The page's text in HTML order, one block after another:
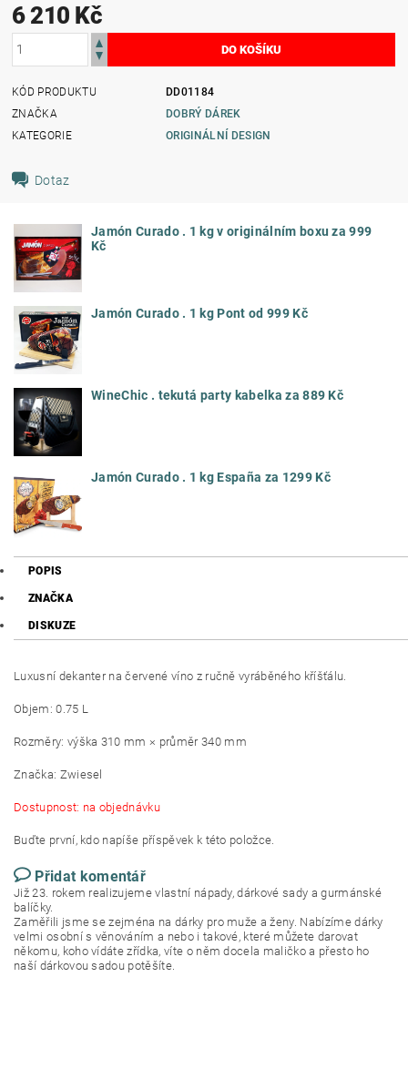
6 210 Kč
KÓD PRODUKTU
DD01184
ZNAČKA
DOBRÝ DÁREK
KATEGORIE
ORIGINÁLNÍ DESIGN
Dotaz
Jamón Curado . 1 kg v originálním boxu za 999
Kč
Jamón Curado . 1 kg Pont od 999 Kč
WineChic . tekutá party kabelka za 889 Kč
Jamón Curado . 1 kg España za 1299 Kč
POPIS
ZNAČKA
DISKUZE
Luxusní dekanter na červené víno z ručně vyráběného kříšťálu.
Objem: 0.75 L
Rozměry: výška 310 mm × průměr 340 mm
Značka: Zwiesel
Dostupnost: na objednávku
Buďte první, kdo napíše příspěvek k této položce.
Přidat komentář
Již 23. rokem realizujeme vlastní nápady, dárkové sady a gurmánské
balíčky.
Zaměřili jsme se zejména na dárky pro muže a ženy. Nabízíme dárky
velmi osobní s věnováním a nebo i takové, které můžete darovat
někomu, koho vídáte zřídka, víte o něm docela maličko a přesto ho
naší dárkovou sadou potěšíte.